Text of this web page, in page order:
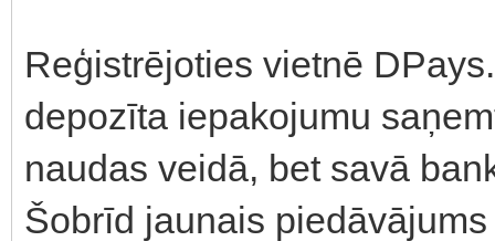
Reģistrējoties vietnē
depozīta iepakojumu
naudas veidā, bet savā
Šobrīd jaunais